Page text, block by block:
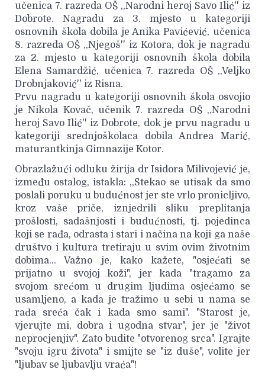
učenica 7. razreda OŠ ,,Narodni heroj Savo Ilić'' iz
Dobrote. Nagradu za 3. mjesto u kategoriji
osnovnih škola dobila je Anika Pavićević, učenica
8. razreda OŠ ,,Njegoš'' iz Kotora, dok je nagradu
za 2. mjesto u kategoriji osnovnih škola dobila
Elena Samardžić, učenica 7. razreda OŠ ,,Veljko
Drobnjaković'' iz Risna.
Prvu nagradu u kategoriji osnovnih škola osvojio
je Nikola Kovač, učenik 7. razreda OŠ ,,Narodni
heroj Savo Ilić'' iz Dobrote, dok je prvu nagradu u
kategoriji srednjoškolaca dobila Andrea Marić,
maturantkinja Gimnazije Kotor.
Obrazlažući odluku žirija dr Isidora Milivojević je,
između ostalog, istakla: ,,Stekao se utisak da smo
poslali poruku u budućnost jer ste vrlo pronicljivo,
kroz vaše priče, iznjedrili sliku preplitanja
prošlosti, sadašnjosti i budućnosti, tj. pojedinca
koji se rađa, odrasta i stari i načina na koji ga naše
društvo i kultura tretiraju u svim ovim životnim
dobima... Važno je, kako kažete, "osjećati se
prijatno u svojoj koži", jer kada "tragamo za
svojom srećom u drugim ljudima osjećamo se
usamljeno, a kada je tražimo u sebi u nama se
rađa sreća čak i kada smo sami". "Starost je,
vjerujte mi, dobra i ugodna stvar", jer je "život
neprocjenjiv". Zato budite "otvorenog srca". Igrajte
"svoju igru života" i smijte se "iz duše", volite jer
"ljubav se ljubavlju vraća"!